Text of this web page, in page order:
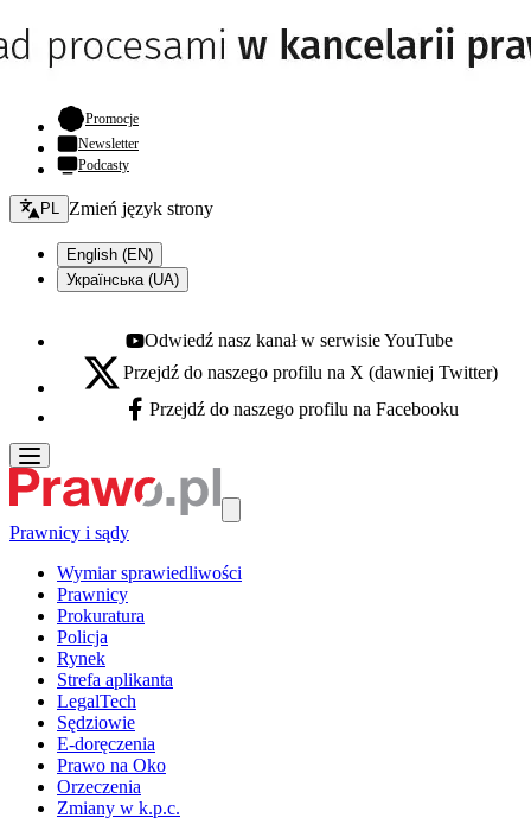
Promocje- otwiera się w nowej karcie
Newsletter
Podcasty
Zmień język - bieżący:
PL Zmień język strony
English (EN)
Українська (UA)
Youtube - otwiera się w nowej karcie
Odwiedź nasz kanał w serwisie YouTube
X - otwiera się w nowej karcie
Przejdź do naszego profilu na X (dawniej Twitter)
Facebook - otwiera się w nowej karcie
Przejdź do naszego profilu na Facebooku
Prawnicy i sądy
Wymiar sprawiedliwości
Prawnicy
Prokuratura
Policja
Rynek
Strefa aplikanta
LegalTech
Sędziowie
E-doręczenia
Prawo na Oko
Orzeczenia
Zmiany w k.p.c.